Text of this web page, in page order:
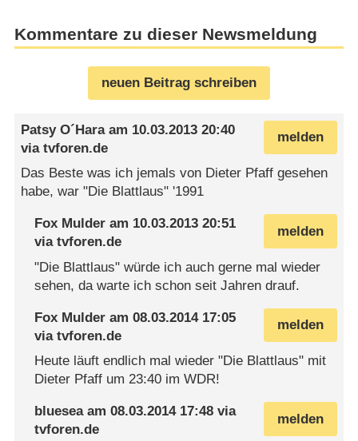
Kommentare zu dieser Newsmeldung
neuen Beitrag schreiben
melden
Patsy O´Haraam 10.03.2013 20:40
viatvforen.de
Das Beste was ich jemals von Dieter Pfaff gesehen
habe, war "Die Blattlaus" '1991
melden
Fox Mulder am 10.03.2013 20:51
viatvforen.de
"Die Blattlaus" würde ich auch gerne mal wieder
sehen, da warte ich schon seit Jahren drauf.
melden
Fox Mulder am08.03.2014 17:05
viatvforen.de
Heute läuft endlich mal wieder "Die Blattlaus" mit
Dieter Pfaff um 23:40 im WDR!
melden
blueseaam08.03.2014 17:48 via
tvforen.de